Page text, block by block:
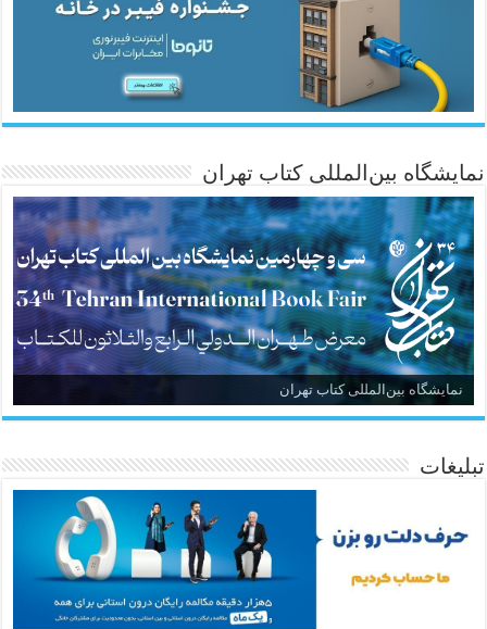
نمایشگاه بین‌المللی کتاب تهران
نمایشگاه بین‌المللی کتاب تهران
تبلیغات